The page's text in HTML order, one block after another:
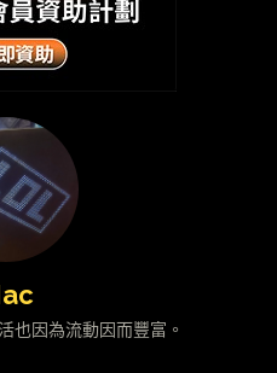
也因為流動因而豐富。